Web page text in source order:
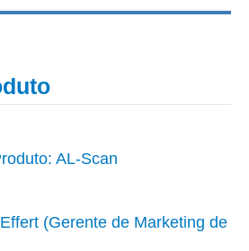
AL-Scan
(Gerente de Marketing de